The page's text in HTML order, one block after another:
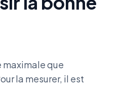
maximale que
la mesurer, il est